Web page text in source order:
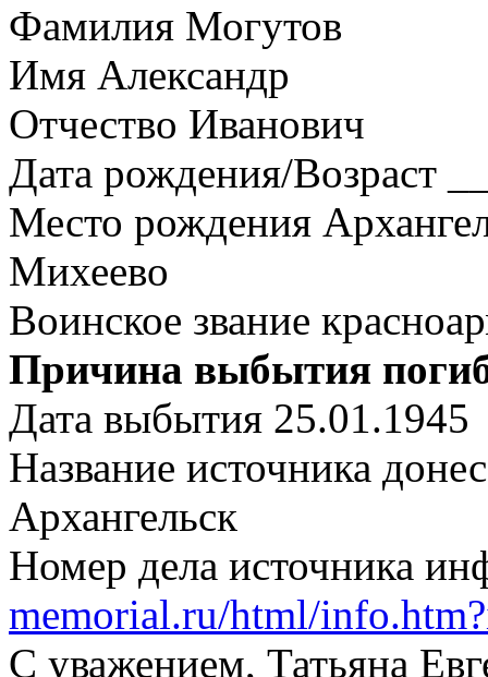
Фамилия Могутов
Имя Александр
Отчество Иванович
Дата рождения/Возраст
Место рождения
Михеево
Воинское звание
Причина выбытия
Дата выбытия 25.01.1945
Название источника
Архангельск
Номер дела источника
memorial.ru/html/
С уважением, Татьяна